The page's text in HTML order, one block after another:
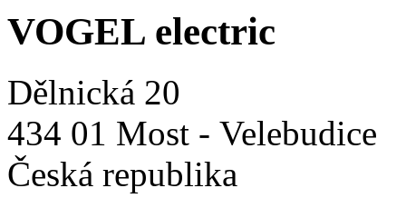
VOGEL electric
Dělnická 20
434 01 Most - Velebudice
Česká republika